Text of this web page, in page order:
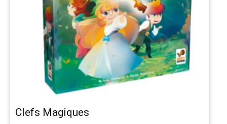
Clefs Magiques